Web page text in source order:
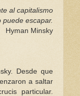
al capitalismo
escapar.
Hyman Minsky
Desde que
a saltar
particular.